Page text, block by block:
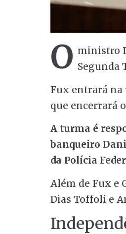
O ministro
Segunda
Fux entrará na
que encerrará
A turma é
banqueiro
da Polícia
Além de Fux e
Dias Toffoli e